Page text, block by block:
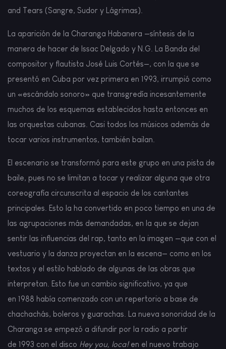
and Tears (Sangre, Sudor y Lágrimas).
La aparición de la Charanga Habanera —síntesis de la
manera de hacer de Issac Delgado y N.G. La Banda del
compositor y flautista José Luis Cortés—, con la que se
presentó en Cuba por vez primera en 1993, irrumpió como
un «escándalo sonoro» que transgredía incesantemente
muchos de los esquemas establecidos hasta entonces en
las orquestas cubanas. Casi todos los músicos además de
tocar varios instrumentos, también bailan.
El escenario se transformó para este grupo en una pista de
baile, pues no se limitan a tocar y realizar alguna que otra
coreografía circunscrita al espacio de los cantantes
principales. Esto la ha convertido en poco tiempo en una de
las agrupaciones más demandadas, en la que se dejan
sentir las influencias del rap, tanto en la imagen —que con el
vestuario y la danza proyectan en la escena— como en los
textos y el estilo hablado de algunas de las obras que
interpretan. Esto fue un cambio significativo, ya que
en 1988 había comenzado con un repertorio a base de
chachachás, boleros y guarachas. La nueva sonoridad de la
Charanga se empezó a difundir por la radio a partir
de 1993 con el disco Hey you, loca! en el nuevo trabajo